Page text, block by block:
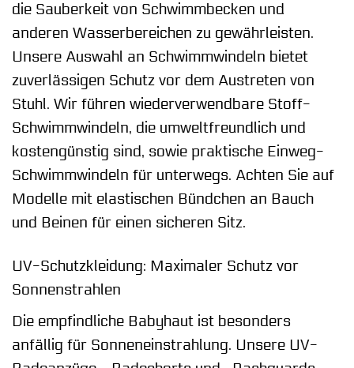
die Sauberkeit von Schwimmbecken und
anderen Wasserbereichen zu gewährleisten.
Unsere Auswahl an Schwimmwindeln bietet
zuverlässigen Schutz vor dem Austreten von
Stuhl. Wir führen wiederverwendbare Stoff-
Schwimmwindeln, die umweltfreundlich und
kostengünstig sind, sowie praktische Einweg-
Schwimmwindeln für unterwegs. Achten Sie auf
Modelle mit elastischen Bündchen an Bauch
und Beinen für einen sicheren Sitz.
UV-Schutzkleidung: Maximaler Schutz vor
Sonnenstrahlen
Die empfindliche Babyhaut ist besonders
anfällig für Sonneneinstrahlung. Unsere UV-